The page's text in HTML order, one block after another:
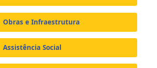
Obras e Infraestrutura
Assistência Social